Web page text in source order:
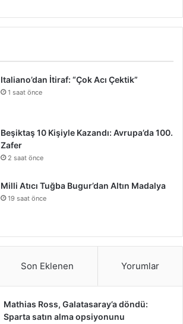
Italiano’dan İtiraf: “Çok Acı Çektik”
1 saat önce
Beşiktaş 10 Kişiyle Kazandı: Avrupa’da 100.
Zafer
2 saat önce
Milli Atıcı Tuğba Bugur’dan Altın Madalya
19 saat önce
Son Eklenen Yorumlar
Mathias Ross, Galatasaray’a döndü:
Sparta satın alma opsiyonunu